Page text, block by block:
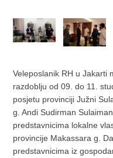
Veleposlanik RH u Jakarti
razdoblju od 09. do 11.
posjetu provinciji Južni
g. Andi Sudirman
predstavnicima lokalne
provincije Makassara g.
predstavnicima iz